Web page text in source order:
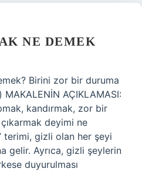
NE DEMEK
Birini zor bir duruma
AÇIKLAMASI:
kandırmak, zor bir
deyimi ne
terimi, gizli olan her şeyi
gelir. Ayrıca, gizli şeylerin
duyurulması